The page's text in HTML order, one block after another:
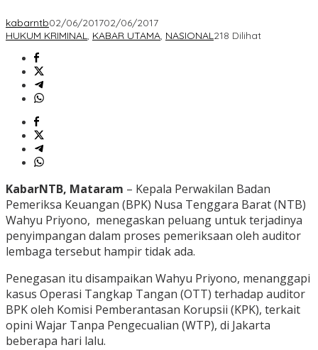
kabarntb02/06/201702/06/2017
HUKUM KRIMINAL, KABAR UTAMA, NASIONAL218 Dilihat
KabarNTB, Mataram – Kepala Perwakilan Badan
Pemeriksa Keuangan (BPK) Nusa Tenggara Barat (NTB)
Wahyu Priyono, menegaskan peluang untuk terjadinya
penyimpangan dalam proses pemeriksaan oleh auditor
lembaga tersebut hampir tidak ada.
Penegasan itu disampaikan Wahyu Priyono, menanggapi
kasus Operasi Tangkap Tangan (OTT) terhadap auditor
BPK oleh Komisi Pemberantasan Korupsii (KPK), terkait
opini Wajar Tanpa Pengecualian (WTP), di Jakarta
beberapa hari lalu.